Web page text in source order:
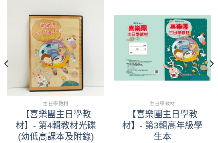
主日學教材
【喜樂團主日學教
材】- 第4輯教材光碟
(幼低高課本及附錄)
主日學教材
【喜樂團主日學教
材】- 第3輯高年級學
生本